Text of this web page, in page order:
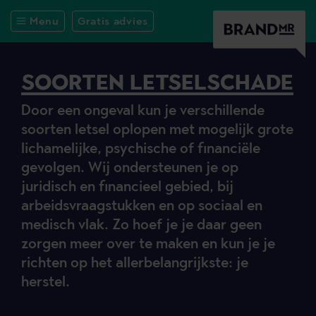
Menu Gratis advies
SOORTEN LETSELSCHADE
Door een ongeval kun je verschillende
soorten letsel oplopen met mogelijk grote
lichamelijke, psychische of financiële
gevolgen. Wij ondersteunen je op
juridisch en financieel gebied, bij
arbeidsvraagstukken en op sociaal en
medisch vlak. Zo hoef je je daar geen
zorgen meer over te maken en kun je je
richten op het allerbelangrijkste: je
herstel.